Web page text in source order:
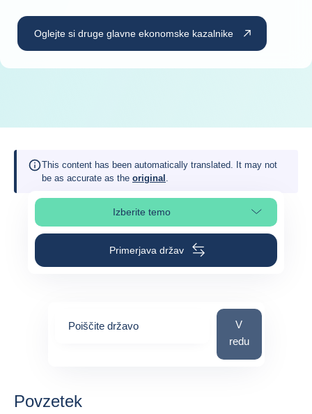
Oglejte si druge glavne ekonomske kazalnike
This content has been automatically translated. It may not
be as accurate as the original .
Izberite temo
Izberite poglavje strani
Primerjava držav
Poiščite državo Poiščite državo
V
redu
Povzetek